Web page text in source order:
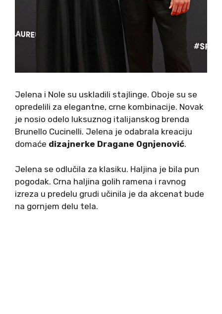
Jelena i Nole su uskladili stajlinge. Oboje su se
opredelili za elegantne, crne kombinacije. Novak
je nosio odelo luksuznog italijanskog brenda
Brunello Cucinelli. Jelena je odabrala kreaciju
domaće dizajnerke Dragane Ognjenović.
Jelena se odlučila za klasiku. Haljina je bila pun
pogodak. Crna haljina golih ramena i ravnog
izreza u predelu grudi učinila je da akcenat bude
na gornjem delu tela.